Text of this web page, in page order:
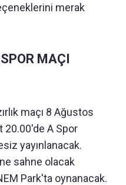
merak
MAÇI
maçı 8 Ağustos
20.00'de A Spor
yayınlanacak.
sahne olacak
Park'ta oynanacak.